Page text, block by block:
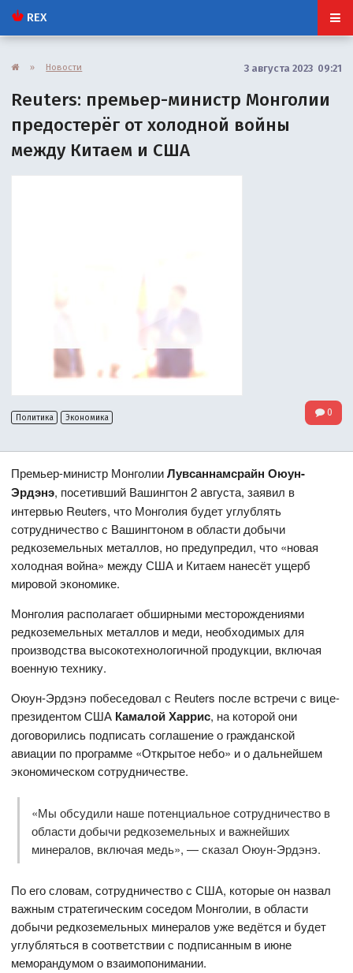
REX
» Новости 3 августа 2023 09:21
Reuters: премьер-министр Монголии
предостерёг от холодной войны
между Китаем и США
Политика Экономика 0
Премьер-министр МонголииЛувсаннамсрайн Оюун-
Эрдэнэ, посетивший Вашингтон 2 августа, заявил в
интервью Reuters, что Монголия будет углублять
сотрудничество с Вашингтоном в области добычи
редкоземельных металлов, но предупредил, что «новая
холодная война» между США и Китаем нанесёт ущерб
мировой экономике.
Монголия располагает обширными месторождениями
редкоземельных металлов и меди, необходимых для
производства высокотехнологичной продукции, включая
военную технику.
Оюун-Эрдэнэ побеседовал с Reuters после встречи с вице-
президентом США Камалой Харрис, на которой они
договорились подписать соглашение о гражданской
авиации по программе «Открытое небо» и о дальнейшем
экономическом сотрудничестве.
«Мы обсудили наше потенциальное сотрудничество в
области добычи редкоземельных и важнейших
минералов, включая медь», — сказал Оюун-Эрдэнэ.
По его словам, сотрудничество с США, которые он назвал
важным стратегическим соседом Монголии, в области
добычи редкоземельных минералов уже ведётся и будет
углубляться в соответствии с подписанным в июне
меморандумом о взаимопонимании.